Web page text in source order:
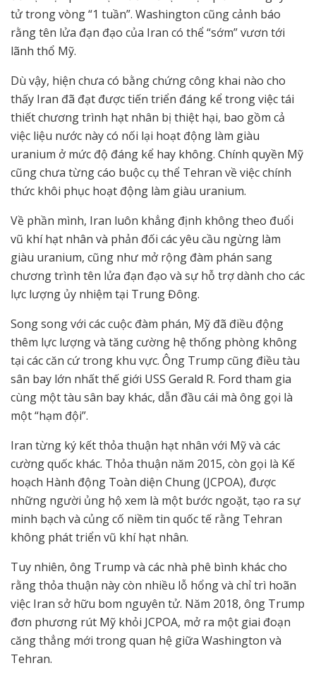
tử trong vòng “1 tuần”. Washington cũng cảnh báo
rằng tên lửa đạn đạo của Iran có thể “sớm” vươn tới
lãnh thổ Mỹ.
Dù vậy, hiện chưa có bằng chứng công khai nào cho
thấy Iran đã đạt được tiến triển đáng kể trong việc tái
thiết chương trình hạt nhân bị thiệt hại, bao gồm cả
việc liệu nước này có nối lại hoạt động làm giàu
uranium ở mức độ đáng kể hay không. Chính quyền Mỹ
cũng chưa từng cáo buộc cụ thể Tehran về việc chính
thức khôi phục hoạt động làm giàu uranium.
Về phần mình, Iran luôn khẳng định không theo đuổi
vũ khí hạt nhân và phản đối các yêu cầu ngừng làm
giàu uranium, cũng như mở rộng đàm phán sang
chương trình tên lửa đạn đạo và sự hỗ trợ dành cho các
lực lượng ủy nhiệm tại Trung Đông.
Song song với các cuộc đàm phán, Mỹ đã điều động
thêm lực lượng và tăng cường hệ thống phòng không
tại các căn cứ trong khu vực. Ông Trump cũng điều tàu
sân bay lớn nhất thế giới USS Gerald R. Ford tham gia
cùng một tàu sân bay khác, dẫn đầu cái mà ông gọi là
một “hạm đội”.
Iran từng ký kết thỏa thuận hạt nhân với Mỹ và các
cường quốc khác. Thỏa thuận năm 2015, còn gọi là Kế
hoạch Hành động Toàn diện Chung (JCPOA), được
những người ủng hộ xem là một bước ngoặt, tạo ra sự
minh bạch và củng cố niềm tin quốc tế rằng Tehran
không phát triển vũ khí hạt nhân.
Tuy nhiên, ông Trump và các nhà phê bình khác cho
rằng thỏa thuận này còn nhiều lỗ hổng và chỉ trì hoãn
việc Iran sở hữu bom nguyên tử. Năm 2018, ông Trump
đơn phương rút Mỹ khỏi JCPOA, mở ra một giai đoạn
căng thẳng mới trong quan hệ giữa Washington và
Tehran.